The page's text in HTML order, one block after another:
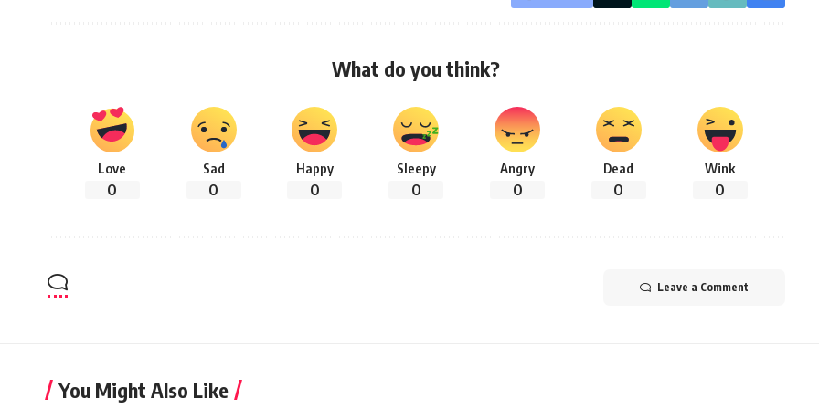
What do you think?
Love
0
Sad
0
Happy
0
Sleepy
0
Angry
0
Dead
0
Wink
0
Leave a Comment
You Might Also Like